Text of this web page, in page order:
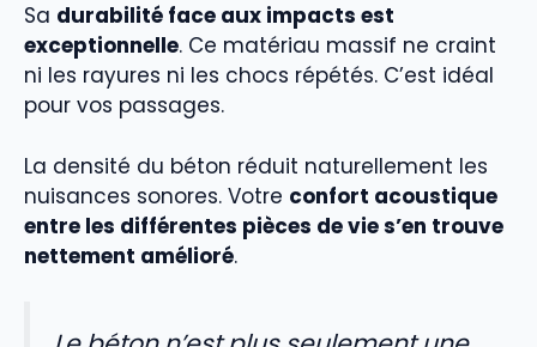
Sa durabilité face aux impacts est
exceptionnelle. Ce matériau massif ne craint
ni les rayures ni les chocs répétés. C’est idéal
pour vos passages.
La densité du béton réduit naturellement les
nuisances sonores. Votre confort acoustique
entre les différentes pièces de vie s’en trouve
nettement amélioré.